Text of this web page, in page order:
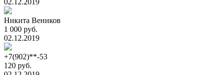
02.12.2019
Никита Веников
1 000 руб.
02.12.2019
+7(902)**-53
120 руб.